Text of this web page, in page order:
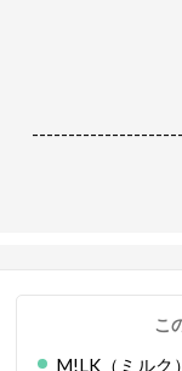
こ
M!LK（ミルク